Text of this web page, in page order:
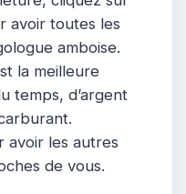
avoir toutes les
amboise.
la meilleure
temps, d’argent
avoir les autres
de vous.